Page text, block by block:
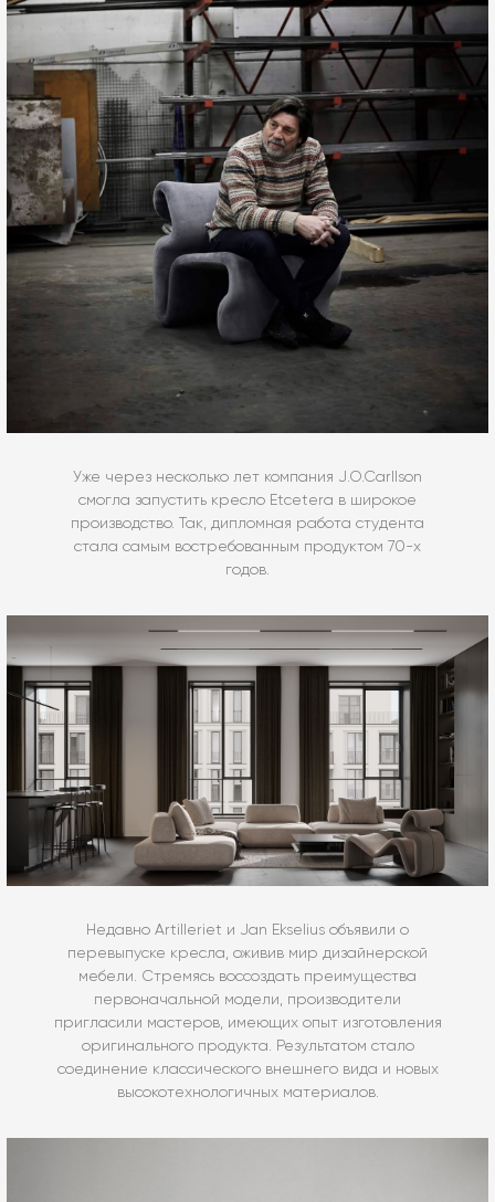
Уже через несколько лет компания J.O.Carllson
смогла запустить кресло Etcetera в широкое
производство. Так, дипломная работа студента
стала самым востребованным продуктом 70-х
годов.
Недавно Artilleriet и Jan Ekselius объявили о
перевыпуске кресла, оживив мир дизайнерской
мебели. Стремясь воссоздать преимущества
первоначальной модели, производители
пригласили мастеров, имеющих опыт изготовления
оригинального продукта. Результатом стало
соединение классического внешнего вида и новых
высокотехнологичных материалов.